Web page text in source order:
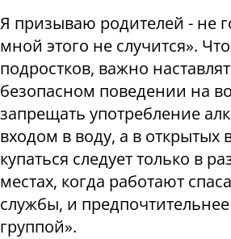
Я призываю родителей - не
мной этого не случится». Что
подростков, важно
безопасном поведении на
запрещать употребление
входом в воду, а в открытых
купаться следует только в
местах, когда работают
службы, и
группой».